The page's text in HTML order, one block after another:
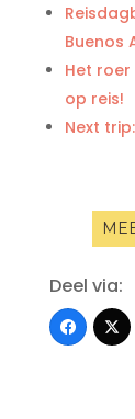
Buenos
Het
op reis!
Next
Deel via: